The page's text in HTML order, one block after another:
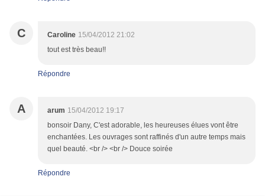
C Caroline 15/04/2012 21:02
tout est très beau!!
Répondre
A arum 15/04/2012 19:17
bonsoir Dany, C'est adorable, les heureuses élues vont être
enchantées. Les ouvrages sont raffinés d'un autre temps mais
quel beauté. <br /> <br /> Douce soirée
Répondre